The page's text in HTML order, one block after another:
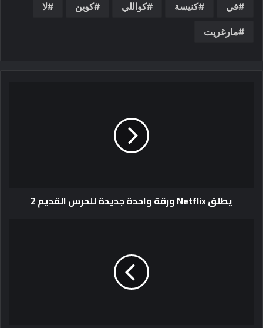
في كنيسة كواللي كوين لا
مارغريت
يطلق Netflix ورقة واحدة جديدة للحرس القديم 2